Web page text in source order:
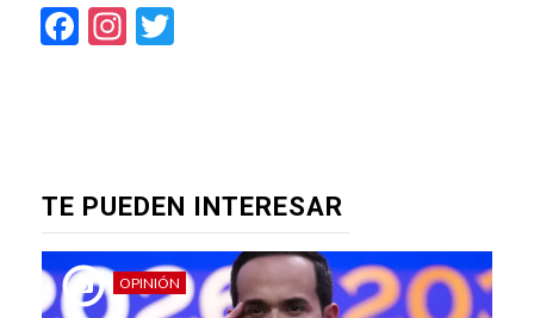
Facebook
Instagram
TE PUEDEN INTERESAR
OPINIÓN